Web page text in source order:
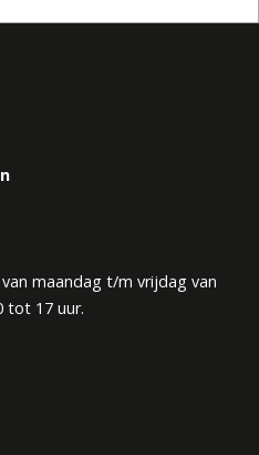
maandag t/m vrijdag van
tot 17 uur.